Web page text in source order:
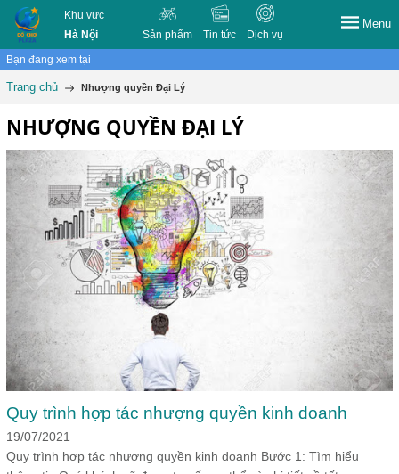
Khu vực
Hà Nội
Sản phẩm Tin tức Dịch vụ
Menu
Bạn đang xem tại
Trang chủ Nhượng quyền Đại Lý
NHƯỢNG QUYỀN ĐẠI LÝ
Quy trình hợp tác nhượng quyền kinh doanh
19/07/2021
Quy trình hợp tác nhượng quyền kinh doanh Bước 1: Tìm hiểu